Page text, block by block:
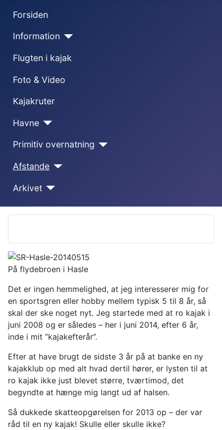
Forsiden
Information
Flugten i kajak
Foto & Video
Kajakruter
Havne
Primitiv overnatning
Afstande
Arkivet
På flydebroen i Hasle
Det er ingen hemmelighed, at jeg interesserer mig for
en sportsgren eller hobby mellem typisk 5 til 8 år, så
skal der ske noget nyt. Jeg startede med at ro kajak i
juni 2008 og er således – her i juni 2014, efter 6 år,
inde i mit ”kajakefterår”.
Efter at have brugt de sidste 3 år på at banke en ny
kajakklub op med alt hvad dertil hører, er lysten til at
ro kajak ikke just blevet større, tværtimod, det
begyndte at hænge mig langt ud af halsen.
Så dukkede skatteopgørelsen for 2013 op – der var
råd til en ny kajak! Skulle eller skulle ikke?